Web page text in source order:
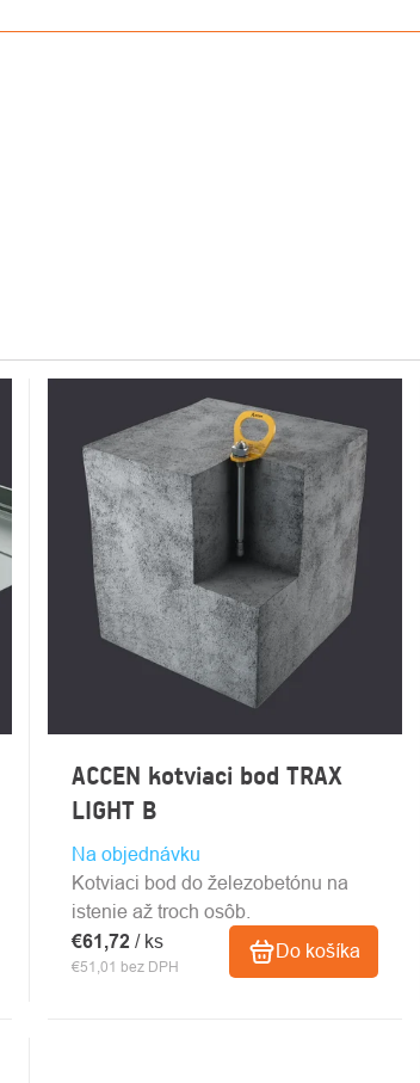
ACCEN kotviaci bod TRAX
LIGHT B
Na objednávku
€51,01 bez DPH
€61,72 / ks Do košíka
Kotviaci bod do železobetónu na
istenie až troch osôb.